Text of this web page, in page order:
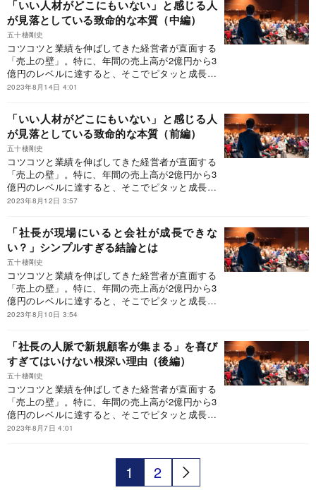
新装版が発売された『新装版 売上2億円の会社
を10億円にする方法』だ。本稿では、上場経験の
ある経営者から熱烈な推薦を受けている本書の中
から、「なぜ、経営者は伸び悩んでしまうのか」
を一部抜粋して紹介する。
「いい人材がどこにもいない」と感じる人
が見落としている致命的な本質（中編）
五十棲剛史
コツコツと業績を伸ばしてきた経営者が直面する
「売上の壁」。特に、年間の売上高が2億円から3
億円のレベルに達すると、そこでピタッと成長が
止まってしまう経営者が多いという。そんなとき
の経営者に支持されるバイブル】として、待望の
新装版が発売された『新装版 売上2億円の会社
を10億円にする方法』だ。本稿では、上場経験の
ある経営者から熱烈な推薦を受けている本書の中
から、「なぜ、経営者は伸び悩んでしまうのか」
を一部抜粋して紹介する。
2023年8月14日 4:01
「いい人材がどこにもいない」と感じる人
が見落としている致命的な本質（前編）
五十棲剛史
コツコツと業績を伸ばしてきた経営者が直面する
「売上の壁」。特に、年間の売上高が2億円から3
億円のレベルに達すると、そこでピタッと成長が
止まってしまう経営者が多いという。そんなとき
の経営者に支持されるバイブル】として、待望の
新装版が発売された『新装版 売上2億円の会社
を10億円にする方法』だ。本稿では、上場経験の
ある経営者から熱烈な推薦を受けている本書の中
から、「なぜ、経営者は伸び悩んでしまうのか」
を一部抜粋して紹介する。
2023年8月12日 3:57
「社長が現場にいると会社が成長できな
い？」シンプルすぎる結論とは
五十棲剛史
コツコツと業績を伸ばしてきた経営者が直面する
「売上の壁」。特に、年間の売上高が2億円から3
億円のレベルに達すると、そこでピタッと成長が
止まってしまう経営者が多いという。そんなとき
の経営者に支持されるバイブル】として、待望の
新装版が発売された『新装版 売上2億円の会社
を10億円にする方法』だ。本稿では、上場経験の
ある経営者から熱烈な推薦を受けている本書の中
から、「なぜ、経営者は伸び悩んでしまうのか」
を一部抜粋して紹介する。
2023年8月10日 3:54
「社長の人脈で新規顧客が集まる」を喜び
すぎてはいけない根深い理由（後編）
五十棲剛史
コツコツと業績を伸ばしてきた経営者が直面する
「売上の壁」。特に、年間の売上高が2億円から3
億円のレベルに達すると、そこでピタッと成長が
止まってしまう経営者が多いという。そんなとき
新装版が発売された『新装版 売上2億円の会社
を10億円にする方法』だ。本稿では、上場経験の
2023年8月7日 4:01
1 2